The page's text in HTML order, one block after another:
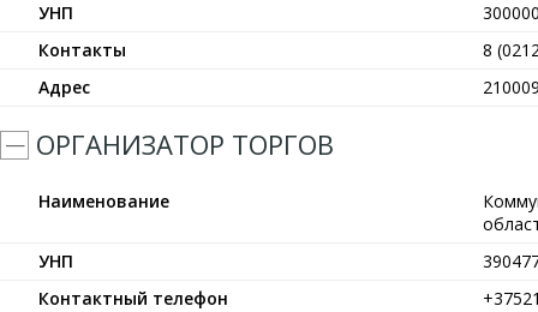
УНП
Контакты
8
Адрес
ОРГАНИЗАТОР ТОРГОВ
Наименование
УНП
Контактный телефон